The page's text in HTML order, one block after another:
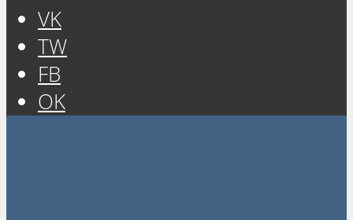
VK
TW
FB
OK